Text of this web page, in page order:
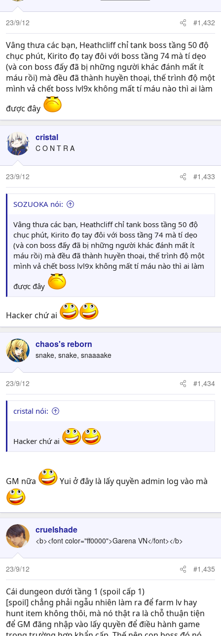
Sword Girl
[/spoil]
23/9/12 #1,432
Vâng thưa các bạn, Heathcliff chỉ tank boss tầng 50 độ
chục phút, Kirito đọ tay đôi với boss tầng 74 mà tí dẹo
(và con boss đấy đã bị những người khác đánh mất ít
máu rồi) mà đều đã thành huyền thoại, thế trình độ một
mình vả chết boss lvl9x không mất tí máu nào thì ai làm
được đây
cristal
C O N T R A
23/9/12 #1,433
SOZUOKA nói:
Vâng thưa các bạn, Heathcliff chỉ tank boss tầng 50 độ
chục phút, Kirito đọ tay đôi với boss tầng 74 mà tí dẹo
(và con boss đấy đã bị những người khác đánh mất ít
máu rồi) mà đều đã thành huyền thoại, thế trình độ một
mình vả chết boss lvl9x không mất tí máu nào thì ai làm
được đây
Hacker chứ ai
chaos's reborn
snake, snake, snaaaake
23/9/12 #1,434
cristal nói:
Hacker chứ ai
GM nữa Yui ở đây là lấy quyền admin log vào mà
cruelshade
<b><font color="ff0000">Garena VN</font></b>
23/9/12 #1,435
Cái dungeon dưới tầng 1 (spoil cấp 1)
[spoil] chẳng phải ngẫu nhiên làm ra để farm lv hay
hunt item không thôi, mà nó thật ra là chỗ thuận tiện
để GM đăng nhập vào lấy quyền để điều hành game